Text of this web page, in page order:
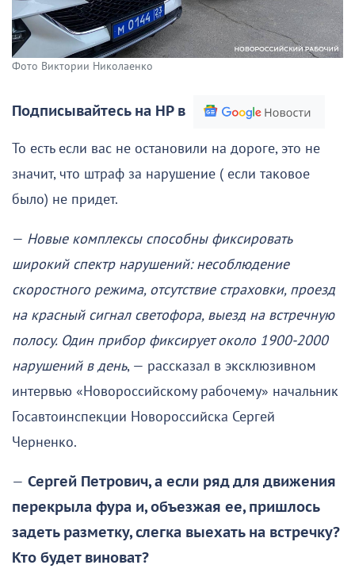
Фото Виктории Николаенко
Подписывайтесь на НР в
То есть если вас не остановили на дороге, это не
значит, что штраф за нарушение ( если таковое
было) не придет.
— Новые комплексы способны фиксировать
широкий спектр нарушений: несоблюдение
скоростного режима, отсутствие страховки, проезд
на красный сигнал светофора, выезд на встречную
полосу. Один прибор фиксирует около 1900-2000
нарушений в день, — рассказал в эксклюзивном
интервью «Новороссийскому рабочему» начальник
Госавтоинспекции Новороссийска Сергей
Черненко.
— Сергей Петрович, а если ряд для движения
перекрыла фура и, объезжая ее, пришлось
задеть разметку, слегка выехать на встречку?
Кто будет виноват?